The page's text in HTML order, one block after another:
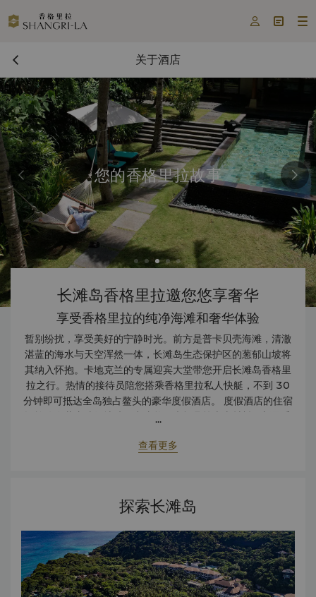
  
关于酒店
您的香格里拉故事
长滩岛香格里拉邀您悠享奢华
享受香格里拉的纯净海滩和奢华体验
暂别纷扰，享受美好的宁静时光。前方是普卡贝壳海滩，清澈
湛蓝的海水与天空浑然一体，长滩岛生态保护区的葱郁山坡将
其纳入怀抱。卡地克兰的专属迎宾大堂带您开启长滩岛香格里
拉之行。热情的接待员陪您搭乘香格里拉私人快艇，不到 30
分钟即可抵达全岛独占鳌头的豪华度假酒店。 度假酒店的住宿
设施饰有蕉麻编织地毯、卡皮兹贝壳灯具等本土材料，彰显香
划艇、滑翔伞、深潜等多种活动。 日落时分，长滩岛海岸化作
格里拉 CHI 水疗的放松体验。长滩岛香格里拉打造真正的逍遥
...
查看更多
探索长滩岛